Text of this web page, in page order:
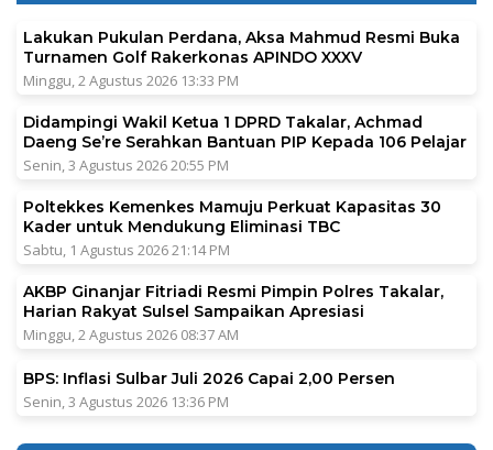
Lakukan Pukulan Perdana, Aksa Mahmud Resmi Buka
Turnamen Golf Rakerkonas APINDO XXXV
Minggu, 2 Agustus 2026 13:33 PM
Didampingi Wakil Ketua 1 DPRD Takalar, Achmad
Daeng Se’re Serahkan Bantuan PIP Kepada 106 Pelajar
Senin, 3 Agustus 2026 20:55 PM
Poltekkes Kemenkes Mamuju Perkuat Kapasitas 30
Kader untuk Mendukung Eliminasi TBC
Sabtu, 1 Agustus 2026 21:14 PM
AKBP Ginanjar Fitriadi Resmi Pimpin Polres Takalar,
Harian Rakyat Sulsel Sampaikan Apresiasi
Minggu, 2 Agustus 2026 08:37 AM
BPS: Inflasi Sulbar Juli 2026 Capai 2,00 Persen
Senin, 3 Agustus 2026 13:36 PM